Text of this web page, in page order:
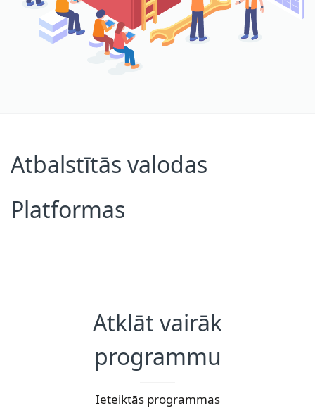
Atbalstītās valodas
Platformas
Atklāt vairāk
programmu
Ieteiktās programmas